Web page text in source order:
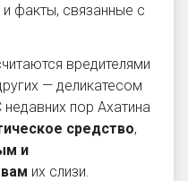
факты, связанные с
вредителями
— деликатесом
пор Ахатина
средство,
и
их слизи.